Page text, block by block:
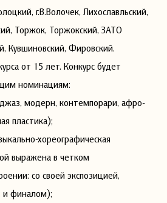
г.В.Волочек, Лихославльский,
Торжок, Торжокский, ЗАТО
Кувшиновский, Фировский.
от 15 лет. Конкурс будет
номинациям:
модерн, контемпорари, афро-
пластика);
хореографическая
выражена в четком
со своей экспозицией,
и финалом);